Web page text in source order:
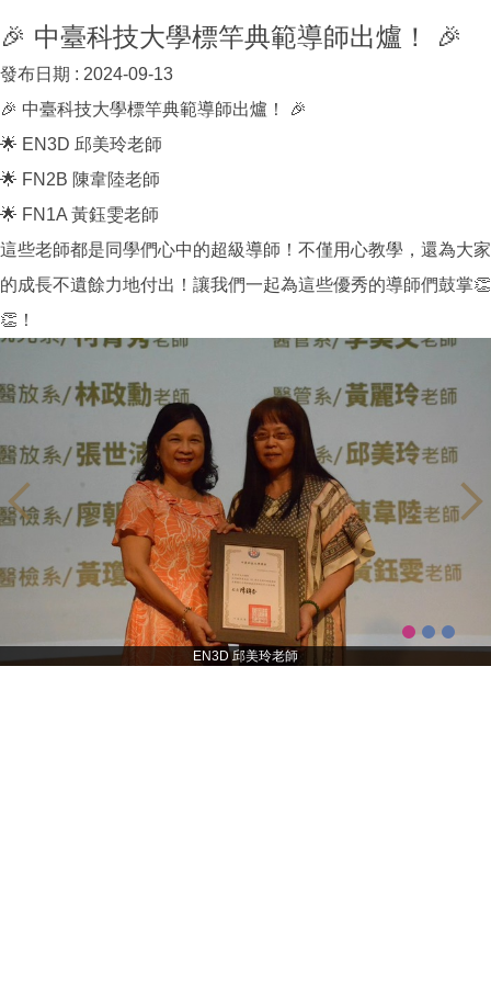
🎉 中臺科技大學標竿典範導師出爐！ 🎉
發布日期 : 2024-09-13
🎉 中臺科技大學標竿典範導師出爐！ 🎉
🌟 EN3D 邱美玲老師
🌟 FN2B 陳韋陸老師
🌟 FN1A 黃鈺雯老師
這些老師都是同學們心中的超級導師！不僅用心教學，還為大家
的成長不遺餘力地付出！讓我們一起為這些優秀的導師們鼓掌👏
👏！
EN3D 邱美玲老師